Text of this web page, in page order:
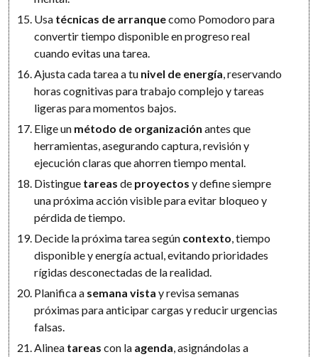
Usa técnicas de arranquecomo Pomodoro para
convertir tiempo disponible en progreso real
cuando evitas una tarea.
Ajusta cada tarea a tu nivel de energía, reservando
horas cognitivas para trabajo complejo y tareas
ligeras para momentos bajos.
Elige un método de organización antes que
herramientas, asegurando captura, revisión y
ejecución claras que ahorren tiempo mental.
Distingue tareas de proyectos y define siempre
una próxima acción visible para evitar bloqueo y
pérdida de tiempo.
Decide la próxima tarea según contexto, tiempo
disponible y energía actual, evitando prioridades
rígidas desconectadas de la realidad.
Planifica a semana vista y revisa semanas
próximas para anticipar cargas y reducir urgencias
falsas.
Alinea tareas con la agenda, asignándolas a